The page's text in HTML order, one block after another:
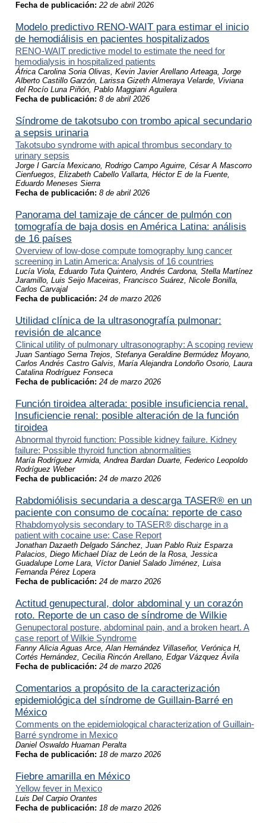
Fecha de publicación: 22 de abril 2026
Modelo predictivo RENO-WAIT para estimar el inicio
de hemodiálisis en pacientes hospitalizados
RENO-WAIT predictive model to estimate the need for
hemodialysis in hospitalized patients
África Carolina Soria Olivas, Kevin Javier Arellano Arteaga, Jorge
Alberto Castillo Garzón, Larissa Gizeth Almeraya Velarde, Viviana
del Rocío Luna Piñón, Pablo Maggiani Aguilera
Fecha de publicación: 8 de abril 2026
Síndrome de takotsubo con trombo apical secundario
a sepsis urinaria
Takotsubo syndrome with apical thrombus secondary to
urinary sepsis
Jorge I García Mexicano, Rodrigo Campo Aguirre, César A Mascorro
Cienfuegos, Elizabeth Cabello Vallarta, Héctor E de la Fuente,
Eduardo Meneses Sierra
Fecha de publicación: 8 de abril 2026
Panorama del tamizaje de cáncer de pulmón con
tomografía de baja dosis en América Latina: análisis
de 16 países
Overview of low-dose compute tomography lung cancer
screening in Latin America: Analysis of 16 countries
Lucía Viola, Eduardo Tuta Quintero, Andrés Cardona, Stella Martínez
Jaramillo, Luis Seijo Maceiras, Francisco Suárez, Nicole Bonilla,
Carlos Carvajal
Fecha de publicación: 24 de marzo 2026
Utilidad clínica de la ultrasonografía pulmonar:
revisión de alcance
Clinical utility of pulmonary ultrasonography: A scoping review
Juan Santiago Serna Trejos, Stefanya Geraldine Bermúdez Moyano,
Carlos Andrés Castro Galvis, María Alejandra Londoño Osorio, Laura
Catalina Rodríguez Fonseca
Fecha de publicación: 24 de marzo 2026
Función tiroidea alterada: posible insuficiencia renal.
Insuficiencie renal: posible alteración de la función
tiroidea
Abnormal thyroid function: Possible kidney failure. Kidney
failure: Possible thyroid function abnormalities
María Rodríguez Armida, Andrea Bardan Duarte, Federico Leopoldo
Rodríguez Weber
Fecha de publicación: 24 de marzo 2026
Rabdomiólisis secundaria a descarga TASER® en un
paciente con consumo de cocaína: reporte de caso
Rhabdomyolysis secondary to TASER® discharge in a
patient with cocaine use: Case Report
Jonathan Dazaeth Delgado Sánchez, Juan Pablo Ruiz Esparza
Palacios, Diego Michael Díaz de León de la Rosa, Jessica
Guadalupe Lome Lara, Víctor Daniel Salado Jiménez, Luisa
Fernanda Pérez Lopera
Fecha de publicación: 24 de marzo 2026
Actitud genupectural, dolor abdominal y un corazón
roto. Reporte de un caso de síndrome de Wilkie
Genupectoral posture, abdominal pain, and a broken heart. A
case report of Wilkie Syndrome
Fanny Alicia Aguas Arce, Alan Hernández Villaseñor, Verónica H,
Cortés Hernández, Cecilia Rincón Arellano, Edgar Vázquez Ávila
Fecha de publicación: 24 de marzo 2026
Comentarios a propósito de la caracterización
epidemiológica del síndrome de Guillain-Barré en
México
Comments on the epidemiological characterization of Guillain-
Barré syndrome in Mexico
Daniel Oswaldo Huaman Peralta
Fecha de publicación: 18 de marzo 2026
Fiebre amarilla en México
Yellow fever in Mexico
Luis Del Carpio Orantes
Fecha de publicación: 18 de marzo 2026